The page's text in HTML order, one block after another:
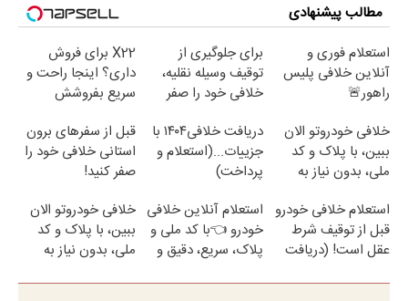
مطالب پیشنهادی
استعلام فوری و
آنلاین خلافی پلیس
راهور🚨
برای جلوگیری از
توقیف وسیله نقلیه،
خلافی خود را صفر
X22 برای فروش
داری؟ اینجا راحت و
سریع بفروشش
خلافی خودروتو الان
ببین، با پلاک و کد
ملی، بدون نیاز به
دریافت خلافی۱۴۰۴ با
جزییات...(استعلام و
پرداخت)
قبل از سفرهای برون
استانی خلافی خود را
صفر کنید!
استعلام خلافی خودرو
قبل از توقیف شرط
عقل است! (دریافت
استعلام آنلاین خلافی
خودرو 👈با کد ملی و
پلاک، سریع، دقیق و
خلافی خودروتو الان
ببین، با پلاک و کد
ملی، بدون نیاز به